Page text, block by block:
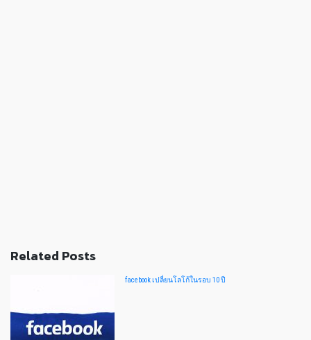
Related Posts
facebook เปลี่ยนโลโก้ในรอบ 10 ปี